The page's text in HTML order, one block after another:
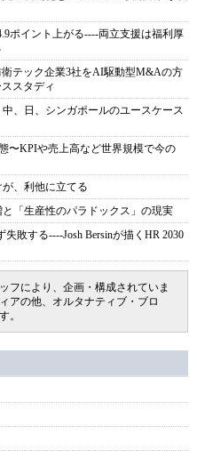
ポイント上がる----両立支援は福利厚
テック企業3社をAI駆動型M&Aの方
スタディ
、日、シンガポールのユースケース
〜KPIや売上高など世界規模で今の
、利他に立てる
「生産性のパラドックス」の現実
敗する----Josh Bersinが描くHR 2030
フにより、企画・構成されていま
アの他、オルタナティブ・ブロ
。